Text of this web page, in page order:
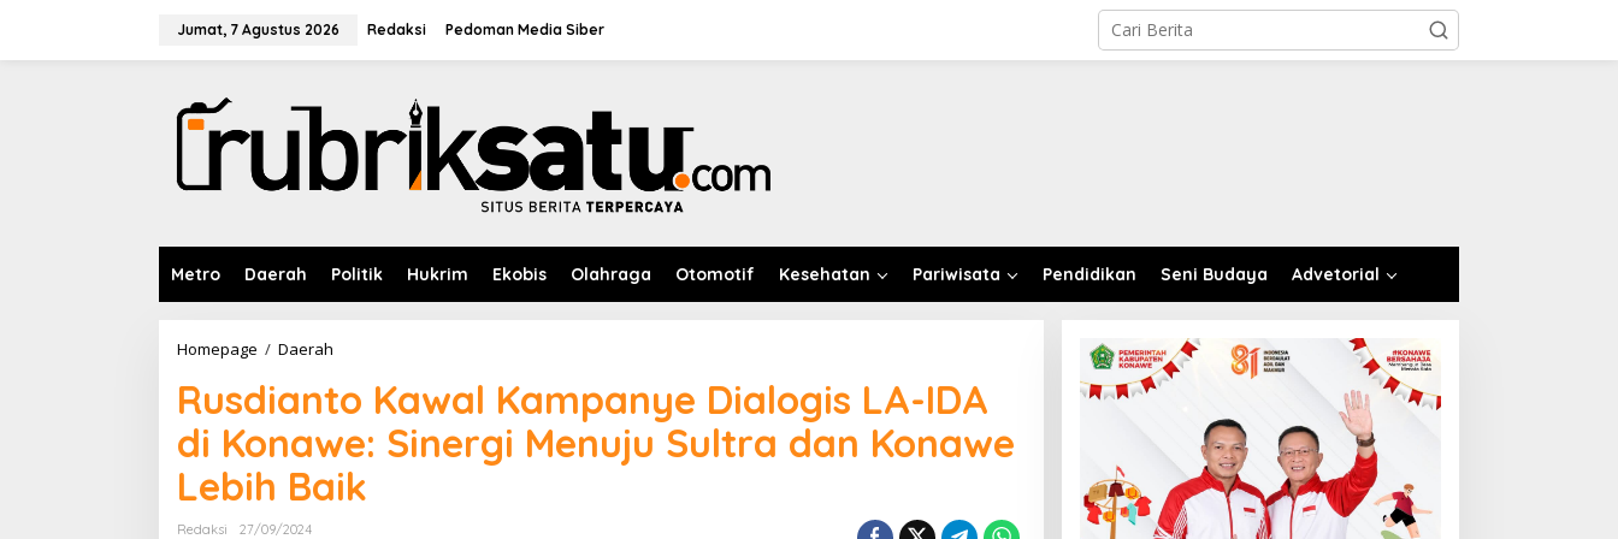
Jumat, 7 Agustus 2026 Redaksi Pedoman Media Siber
Metro Daerah Politik Hukrim Ekobis Olahraga Otomotif Kesehatan Pariwisata Pendidikan Seni Budaya Advetorial
Homepage / Daerah
s
d
a
n
Rusdianto Kawal Kampanye Dialogis LA-IDA
di Konawe: Sinergi Menuju Sultra dan Konawe
Lebih Baik
Redaksi
27/09/2024